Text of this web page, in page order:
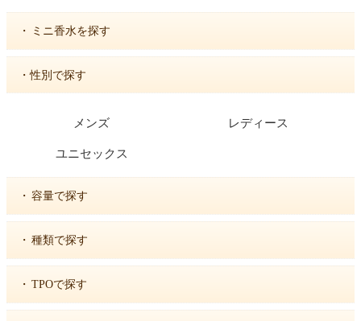
・ ミニ香水を探す
・性別で探す
メンズ レディース
ユニセックス
・ 容量で探す
・ 種類で探す
・ TPOで探す